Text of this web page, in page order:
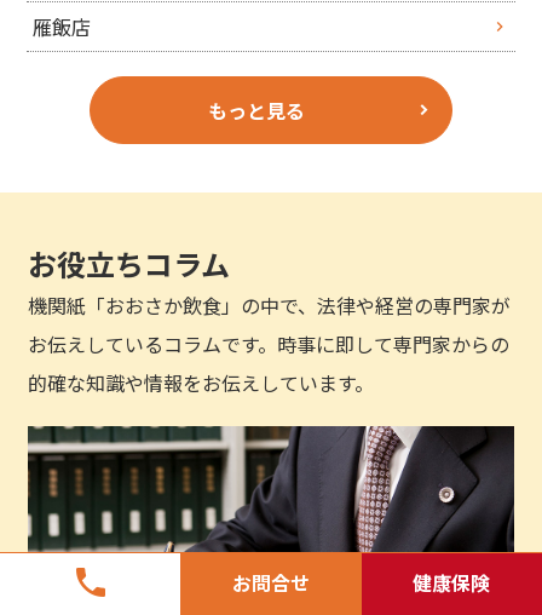
phone お問合せ 健康保険
雁飯店
もっと見る
お役立ちコラム
機関紙「おおさか飲食」の中で、法律や経営の専門家が
お伝えしているコラムです。時事に即して専門家からの
的確な知識や情報をお伝えしています。